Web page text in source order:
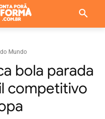
Mundo
bola parada
competitivo